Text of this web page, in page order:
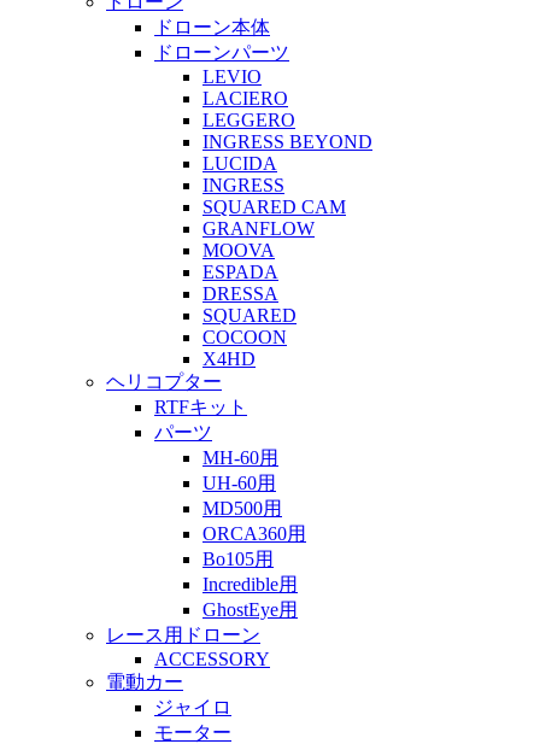
ドローン本体
ドローンパーツ
LEVIO
LACIERO
LEGGERO
INGRESS BEYOND
LUCIDA
INGRESS
SQUARED CAM
GRANFLOW
MOOVA
ESPADA
DRESSA
SQUARED
COCOON
X4HD
ヘリコプター
RTFキット
パーツ
MH-60用
UH-60用
MD500用
ORCA360用
Bo105用
Incredible用
GhostEye用
レース用ドローン
ACCESSORY
電動カー
ジャイロ
モーター